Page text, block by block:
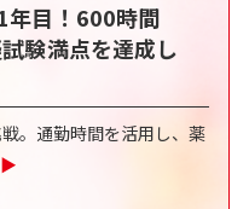
目！600時間
験満点を達成し
。通勤時間を活用し、薬
▶